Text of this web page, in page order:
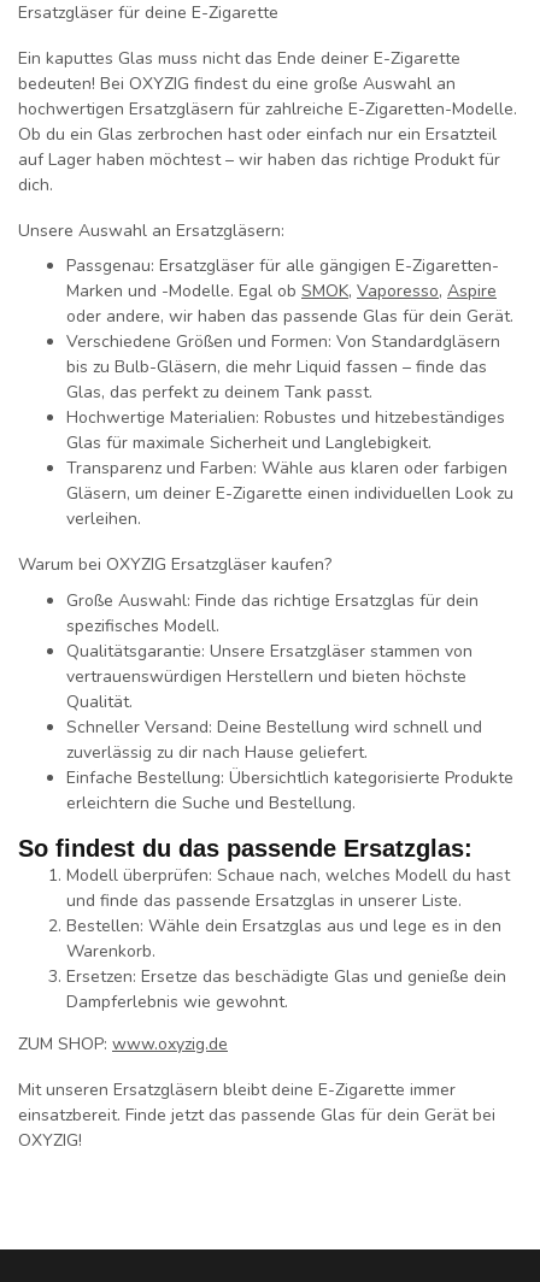
Ersatzgläser für deine E-Zigarette
Ein kaputtes Glas muss nicht das Ende deiner E-Zigarette
bedeuten! Bei OXYZIG findest du eine große Auswahl an
hochwertigen Ersatzgläsern für zahlreiche E-Zigaretten-Modelle.
Ob du ein Glas zerbrochen hast oder einfach nur ein Ersatzteil
auf Lager haben möchtest – wir haben das richtige Produkt für
dich.
Unsere Auswahl an Ersatzgläsern:
Passgenau: Ersatzgläser für alle gängigen E-Zigaretten-
Marken und -Modelle. Egal ob SMOK, Vaporesso, Aspire
oder andere, wir haben das passende Glas für dein Gerät.
Verschiedene Größen und Formen: Von Standardgläsern
bis zu Bulb-Gläsern, die mehr Liquid fassen – finde das
Glas, das perfekt zu deinem Tank passt.
Hochwertige Materialien: Robustes und hitzebeständiges
Glas für maximale Sicherheit und Langlebigkeit.
Transparenz und Farben: Wähle aus klaren oder farbigen
Gläsern, um deiner E-Zigarette einen individuellen Look zu
verleihen.
Warum bei OXYZIG Ersatzgläser kaufen?
Große Auswahl: Finde das richtige Ersatzglas für dein
spezifisches Modell.
Qualitätsgarantie: Unsere Ersatzgläser stammen von
vertrauenswürdigen Herstellern und bieten höchste
Qualität.
Schneller Versand: Deine Bestellung wird schnell und
zuverlässig zu dir nach Hause geliefert.
Einfache Bestellung: Übersichtlich kategorisierte Produkte
erleichtern die Suche und Bestellung.
So findest du das passende Ersatzglas:
Modell überprüfen: Schaue nach, welches Modell du hast
und finde das passende Ersatzglas in unserer Liste.
Bestellen: Wähle dein Ersatzglas aus und lege es in den
Warenkorb.
Ersetzen: Ersetze das beschädigte Glas und genieße dein
Dampferlebnis wie gewohnt.
ZUM SHOP: www.oxyzig.de
Mit unseren Ersatzgläsern bleibt deine E-Zigarette immer
einsatzbereit. Finde jetzt das passende Glas für dein Gerät bei
OXYZIG!